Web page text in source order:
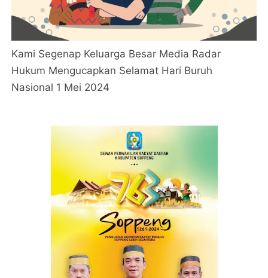
Kami Segenap Keluarga Besar Media Radar
Hukum Mengucapkan Selamat Hari Buruh
Nasional 1 Mei 2024